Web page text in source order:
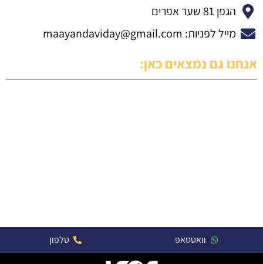
הגפן 81 שער אפרים
מייל לפניות: maayandaviday@gmail.com
אנחנו גם נמצאים כאן:
וואטסאפ טלפון